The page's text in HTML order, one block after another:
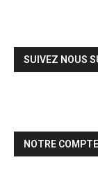
SUIVEZ NOUS
NOTRE